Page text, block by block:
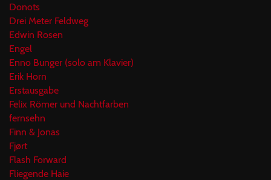
Donots
Drei Meter Feldweg
Edwin Rosen
Engel
Enno Bunger (solo am Klavier)
Erik Horn
Erstausgabe
Felix Römer und Nachtfarben
fernsehn
Finn & Jonas
Fjørt
Flash Forward
Fliegende Haie